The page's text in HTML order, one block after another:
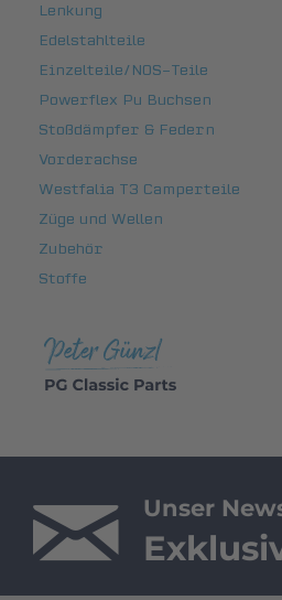
Lenkung
Edelstahlteile
Einzelteile/NOS-Teile
Powerflex Pu Buchsen
Stoßdämpfer & Federn
Vorderachse
Westfalia T3 Camperteile
Züge und Wellen
Zubehör
Stoffe
Unser